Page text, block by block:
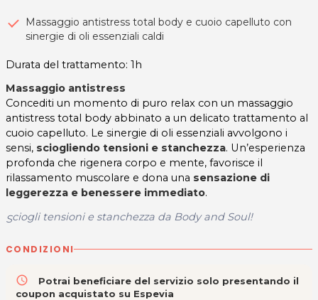
Massaggio antistress total body e cuoio capelluto con
sinergie di oli essenziali caldi
Durata del trattamento: 1h
Massaggio antistress
Concediti un momento di puro relax con un massaggio
antistress total body abbinato a un delicato trattamento al
cuoio capelluto. Le sinergie di oli essenziali avvolgono i
sensi, sciogliendo tensioni e stanchezza. Un’esperienza
profonda che rigenera corpo e mente, favorisce il
rilassamento muscolare e dona una sensazione di
leggerezza e benessere immediato.
Sciogli tensioni e stanchezza da Body and Soul!
CONDIZIONI
access_time
Potrai beneficiare del servizio solo presentando il
coupon acquistato su Espevia